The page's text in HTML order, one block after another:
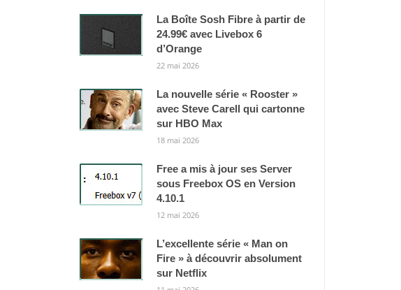
La Boîte Sosh Fibre à partir de
24.99€ avec Livebox 6
d’Orange
22 mai 2026
La nouvelle série « Rooster »
avec Steve Carell qui cartonne
sur HBO Max
18 mai 2026
Free a mis à jour ses Server
sous Freebox OS en Version
4.10.1
12 mai 2026
L’excellente série « Man on
Fire » à découvrir absolument
sur Netflix